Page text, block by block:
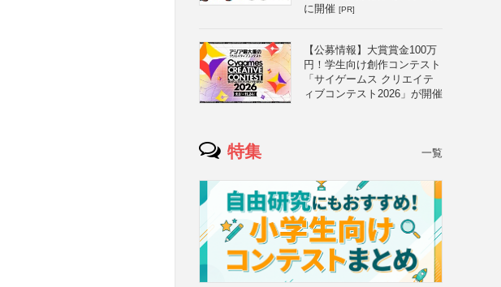
に開催 [PR]
【公募情報】大賞賞金100万
円！学生向け創作コンテスト
「サイゲームス クリエイテ
ィブコンテスト2026」が開催
特集 一覧